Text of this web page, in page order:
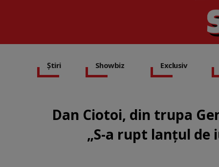
Știri Showbiz Exclusiv
Dan Ciotoi, din trupa
„S-a rupt lanțul de